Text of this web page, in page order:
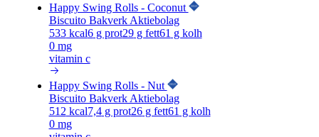
Happy Swing Rolls - Coconut
Biscuito Bakverk Aktiebolag
533kcal6g prot29g fett61 g kolh
0 mg
vitamin c
Happy Swing Rolls - Nut
Biscuito Bakverk Aktiebolag
512 kcal7,4g prot26g fett61 g kolh
0 mg